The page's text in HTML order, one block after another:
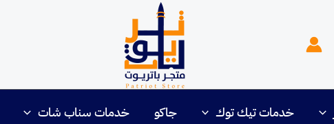
خدمات تيك توك جاكو خدمات سناب شات